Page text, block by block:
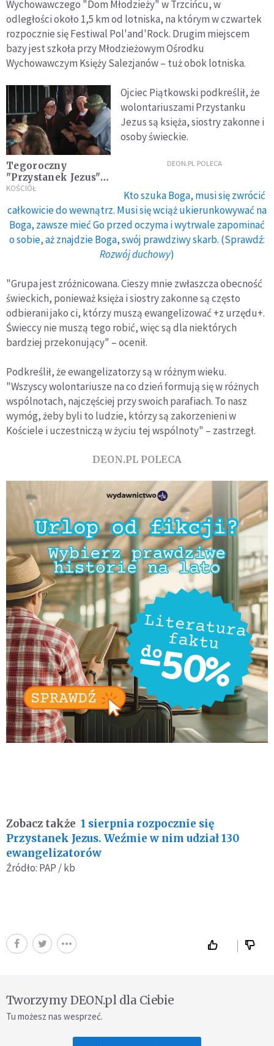
Wychowawczego "Dom Młodzieży" w Trzcińcu, w
odległości około 1,5 km od lotniska, na którym w czwartek
rozpocznie się Festiwal Pol'and'Rock. Drugim miejscem
bazy jest szkoła przy Młodzieżowym Ośrodku
Wychowawczym Księży Salezjanów – tuż obok lotniska.
Tegoroczny
"Przystanek Jezus"
odbędzie się w
do 10 lipca
KOŚCIÓŁ
Ojciec Piątkowski podkreślił, że
wolontariuszami Przystanku
Jezus są księża, siostry zakonne i
osoby świeckie.
DEON.PL POLECA
Kto szuka Boga, musi się zwrócić
całkowicie do wewnątrz. Musi się wciąż ukierunkowywać na
Boga, zawsze mieć Go przed oczyma i wytrwale zapominać
o sobie, aż znajdzie Boga, swój prawdziwy skarb. (Sprawdź:
Rozwój duchowy)
"Grupa jest zróżnicowana. Cieszy mnie zwłaszcza obecność
świeckich, ponieważ księża i siostry zakonne są często
odbierani jako ci, którzy muszą ewangelizować +z urzędu+.
Świeccy nie muszą tego robić, więc są dla niektórych
bardziej przekonujący" – ocenił.
Podkreślił, że ewangelizatorzy są w różnym wieku.
"Wszyscy wolontariusze na co dzień formują się w różnych
wspólnotach, najczęściej przy swoich parafiach. To nasz
wymóg, żeby byli to ludzie, którzy są zakorzenieni w
Kościele i uczestniczą w życiu tej wspólnoty" – zastrzegł.
DEON.PL POLECA
Zobacz także 1 sierpnia rozpocznie się
Przystanek Jezus. Weźmie w nim udział 130
ewangelizatorów
Źródło: PAP / kb
Tworzymy DEON.pl dla Ciebie
Tu możesz nas wesprzeć.